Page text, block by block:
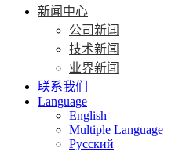
新闻中心
公司新闻
技术新闻
业界新闻
联系我们
Language
English
Multiple Language
Русский